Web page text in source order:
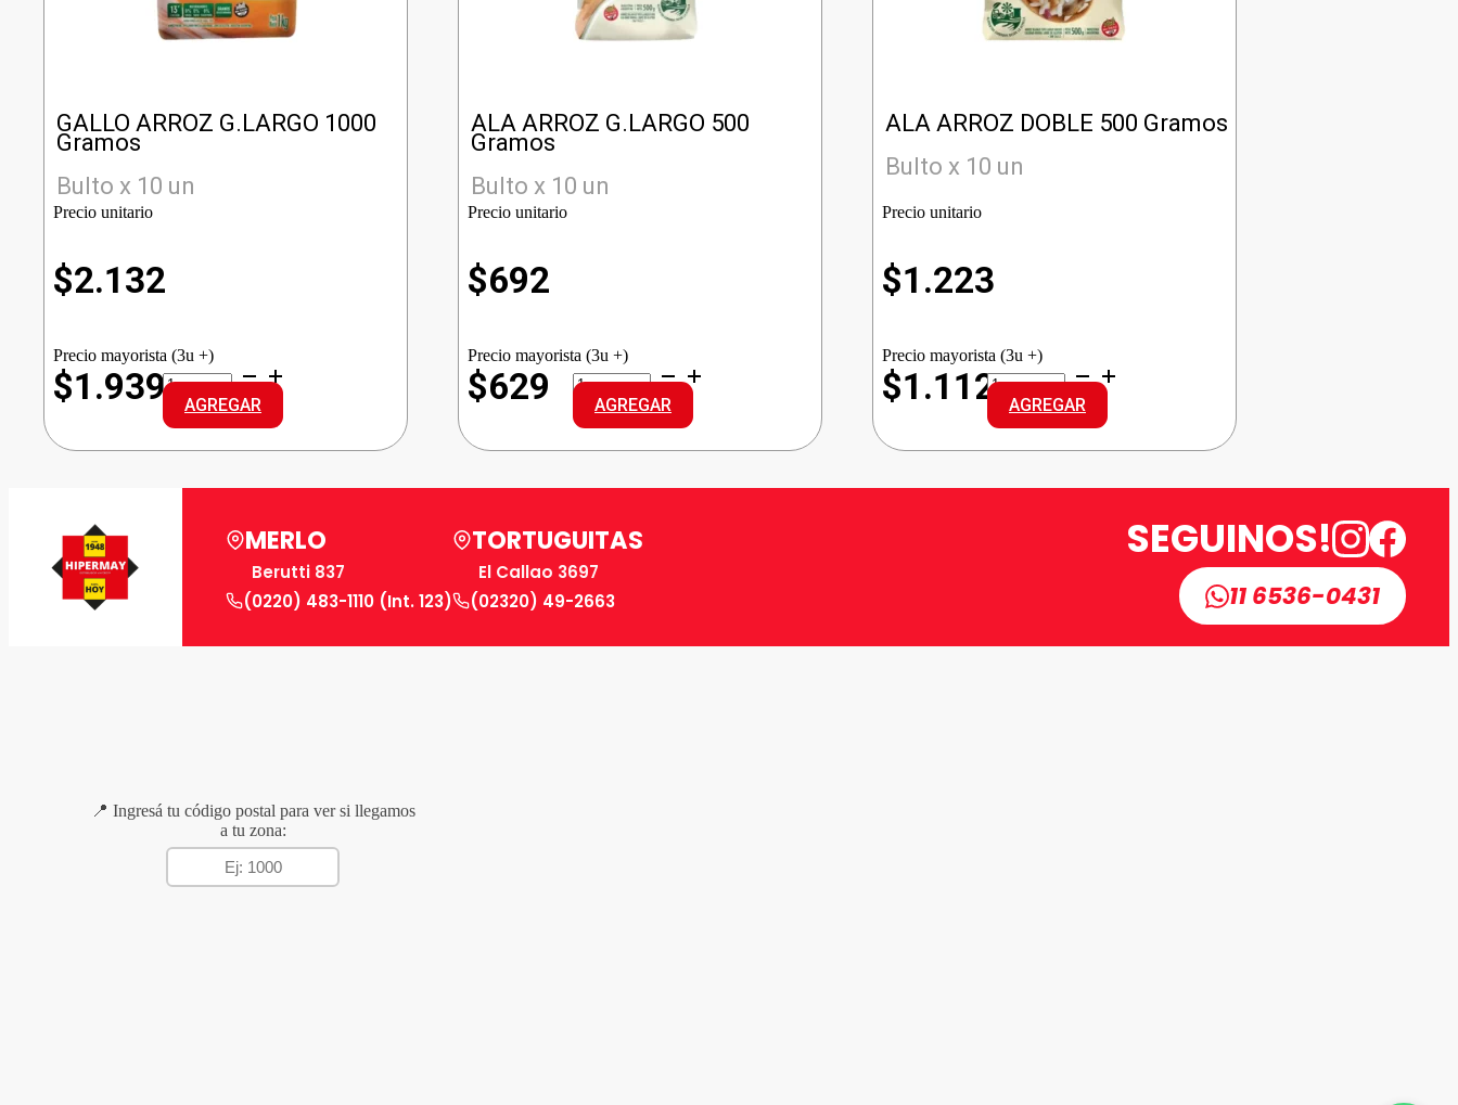
GALLO ARROZ G.LARGO 1000
Gramos
Bulto x 10 un
Precio unitario
$2.132
Precio mayorista (3u +)
$1.939GALLO
ARROZ
G.LARGO
cantidad
AGREGAR
ALA ARROZ G.LARGO 500
Gramos
Bulto x 10 un
Precio unitario
$692
Precio mayorista (3u +)
$629
ALA
ARROZ
G.LARGO
cantidad
AGREGAR
ALA ARROZ DOBLE 500 Gramos
Bulto x 10 un
Precio unitario
$1.223
Precio mayorista (3u +)
$1.112ALA
ARROZ
DOBLE
cantidad
AGREGAR
MERLO
Berutti 837
(0220) 483-1110 (Int. 123)
TORTUGUITAS
El Callao 3697
(02320) 49-2663
SEGUINOS!
11 6536-0431
📍 Ingresá tu código postal para ver si llegamos
a tu zona: